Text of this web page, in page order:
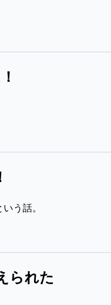
う話。
られた